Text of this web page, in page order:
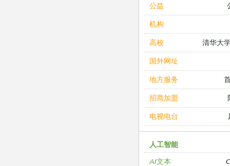
公益
机构
高校 清华大
国外网址
地方服务
招商加盟
电视电台
人工智能
AI文本